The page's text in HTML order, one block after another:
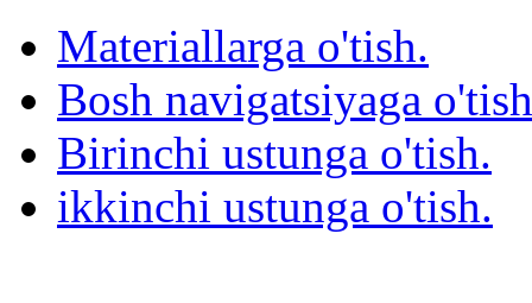
Materiallarga o'tish.
Bosh navigatsiyaga
Birinchi ustunga o'tish.
ikkinchi ustunga o'tish.